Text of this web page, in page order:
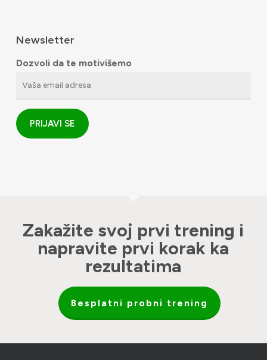
Newsletter
Dozvoli da te motivišemo
Zakažite svoj prvi trening i
napravite prvi korak ka
rezultatima
Besplatni probni trening